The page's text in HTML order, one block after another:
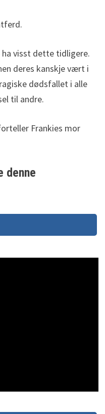
visst dette tidligere.
deres kanskje vært i
dødsfallet i alle
til andre.
Frankies mor
denne